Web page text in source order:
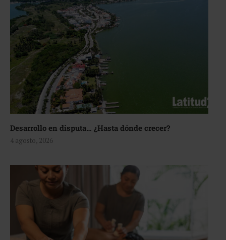
Desarrollo en disputa… ¿Hasta dónde crecer?
4 agosto, 2026